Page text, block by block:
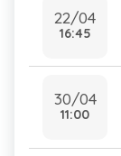
22/04
16:45
30/04
11:00